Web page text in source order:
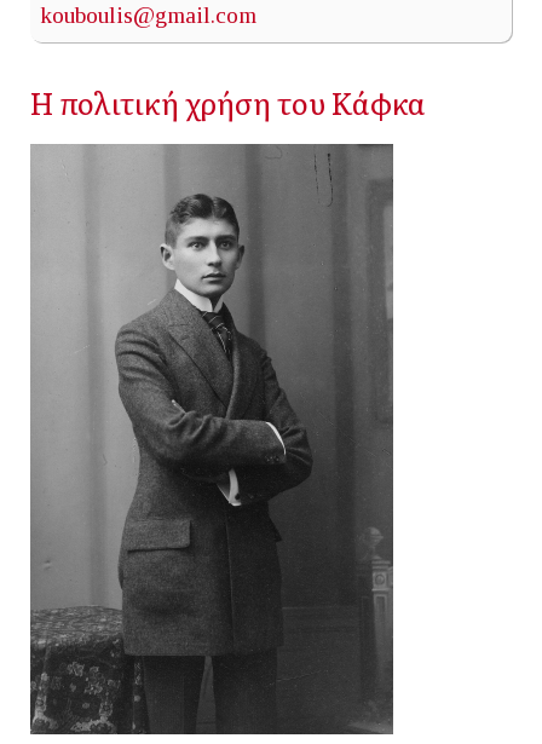
kouboulis@gmail.com
Η πολιτική χρήση του Κάφκα